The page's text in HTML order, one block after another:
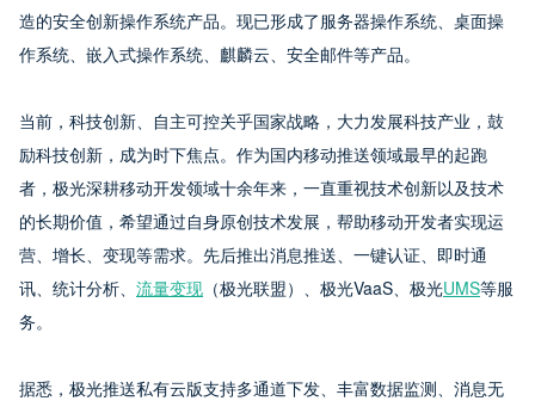
造的安全创新操作系统产品。现已形成了服务器操作系统、桌面操
作系统、嵌入式操作系统、麒麟云、安全邮件等产品。
当前，科技创新、自主可控关乎国家战略，大力发展科技产业，鼓
励科技创新，成为时下焦点。作为国内移动推送领域最早的起跑
者，极光深耕移动开发领域十余年来，一直重视技术创新以及技术
的长期价值，希望通过自身原创技术发展，帮助移动开发者实现运
营、增长、变现等需求。先后推出消息推送、一键认证、即时通
讯、统计分析、 流量变现 （极光联盟）、极光VaaS、极光UMS等服
务。
据悉，极光推送私有云版支持多通道下发、丰富数据监测、消息无